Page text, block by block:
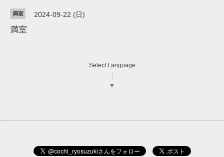
満室 2024-09-22 (日)
満室
Select Language
▼